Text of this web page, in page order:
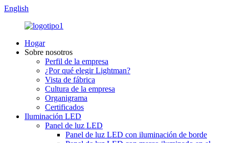
English
Hogar
Sobre nosotros
Perfil de la empresa
¿Por qué elegir Lightman?
Vista de fábrica
Cultura de la empresa
Organigrama
Certificados
Iluminación LED
Panel de luz LED
Panel de luz LED con iluminación de borde